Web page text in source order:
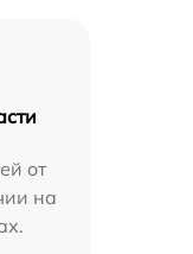
от
на